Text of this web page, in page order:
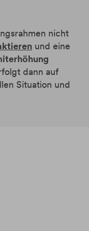
nicht
und eine
dann auf
Situation und